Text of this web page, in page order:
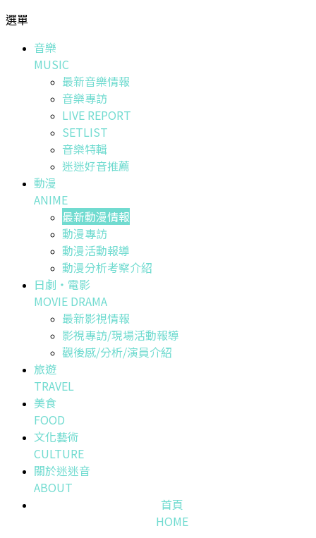
選單
音樂
MUSIC
最新音樂情報
音樂專訪
LIVE REPORT
SETLIST
音樂特輯
迷迷好音推薦
動漫
ANIME
最新動漫情報
動漫專訪
動漫活動報導
動漫分析考察介紹
日劇・電影
MOVIE DRAMA
最新影視情報
影視專訪/現場活動報導
觀後感/分析/演員介紹
旅遊
TRAVEL
美食
FOOD
文化藝術
CULTURE
關於迷迷音
ABOUT
首頁
HOME